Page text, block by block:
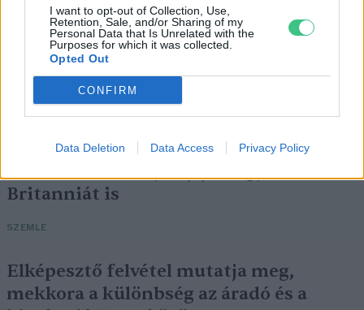
I want to opt-out of Collection, Use,
Retention, Sale, and/or Sharing of my
Personal Data that Is Unrelated with the
Purposes for which it was collected.
Opted Out
CONFIRM
Data Deletion Data Access Privacy Policy
Négy éven belül valósággá válhatnak az
elektromos repülőjáratok Európában
Britanniát is
SZEMLE
Elképesztő felvétel mutatja meg,
mekkora a különbség az áradó és a